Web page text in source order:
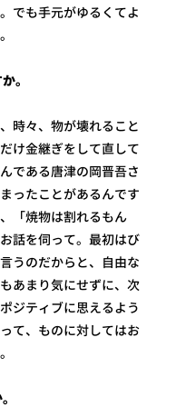
でも手元がゆるくてよ
。
時々、物が壊れること
け金継ぎをして直して
である唐津の岡晋吾さ
ったことがあるんです
「焼物は割れるもん
話を伺って。最初はび
うのだからと、自由な
あまり気にせずに、次
ジティブに思えるよう
て、ものに対してはお